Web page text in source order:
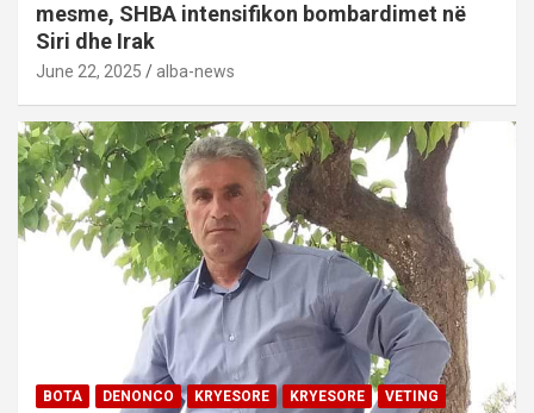
mesme, SHBA intensifikon bombardimet në
Siri dhe Irak
June 22, 2025 alba-news
BOTA DENONCO KRYESORE KRYESORE VETING